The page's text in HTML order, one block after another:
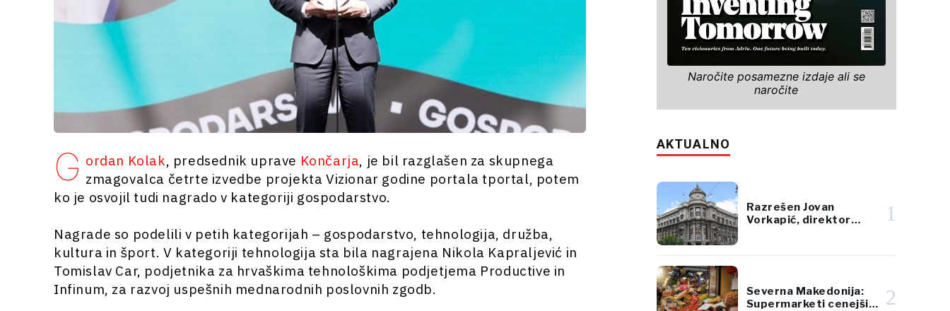
G ordan Kolak, predsednik uprave Končarja, je bil razglašen za skupnega
zmagovalca četrte izvedbe projekta Vizionar godine portala tportal, potem
ko je osvojil tudi nagrado v kategoriji gospodarstvo.
Nagrade so podelili v petih kategorijah – gospodarstvo, tehnologija, družba,
kultura in šport. V kategoriji tehnologija sta bila nagrajena Nikola Kapraljević in
Tomislav Car, podjetnika za hrvaškima tehnološkima podjetjema Productive in
Infinum, za razvoj uspešnih mednarodnih poslovnih zgodb.
Naročite posamezne izdaje ali se
naročite
AKTUALNO
Razrešen Jovan
Vorkapić, direktor
1
Severna Makedonija:
Supermarketi cenejši
2